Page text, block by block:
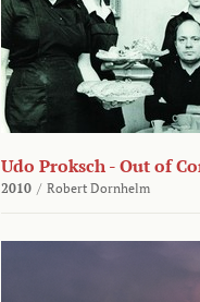
Udo Proksch - Out of
2010 / Robert Dornhelm